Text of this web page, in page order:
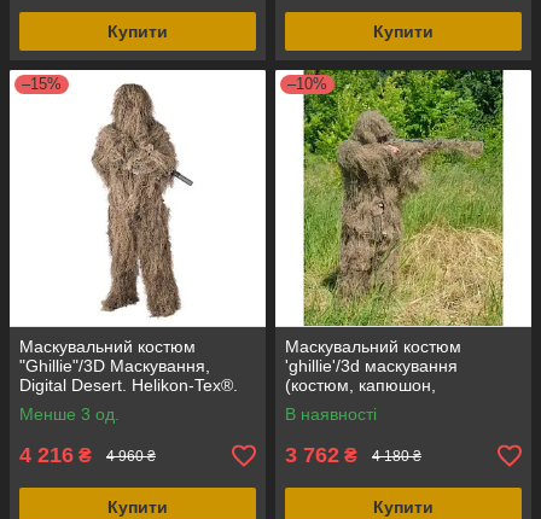
Купити Купити
–15%
Маскувальний костюм
"Ghillie"/3D Маскування,
Digital Desert. Helikon-Tex®.
Менше 3 од.
4 216 ₴ 4 960 ₴
Купити
–10%
Маскувальний костюм
'ghillie'/3d маскування
(костюм, капюшон,
маскування зброї) desert
синтетика, MFH (Німеччина)
В наявності
3 762 ₴ 4 180 ₴
Купити